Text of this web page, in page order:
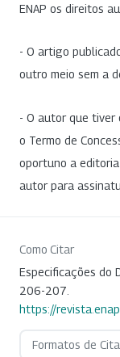
ENAP os direitos
- O artigo
outro meio sem a
- O autor que tiver
o Termo de
oportuno a
autor para
Como Citar
Especificações do
206-207.
https://
Formatos de